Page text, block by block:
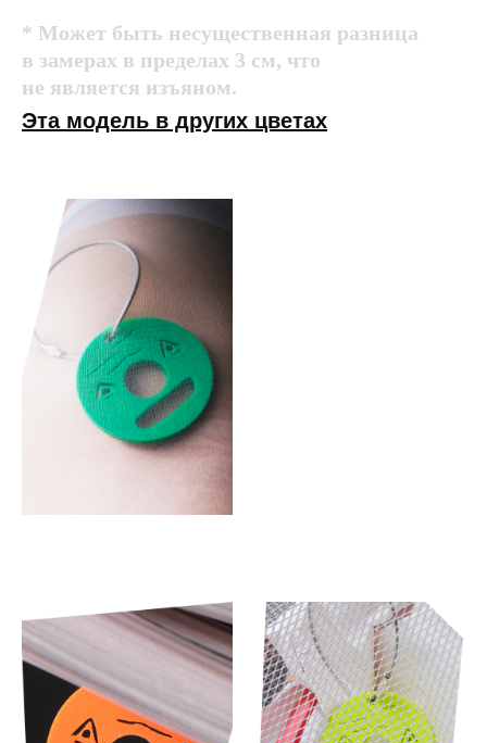
* Может быть несущественная разница
в замерах в пределах 3 см, что
не является изъяном.
Эта модель в других цветах